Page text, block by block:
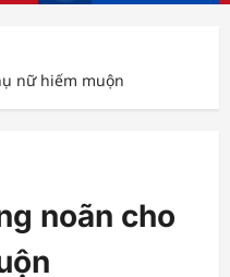
nữ hiếm muộn
noãn cho